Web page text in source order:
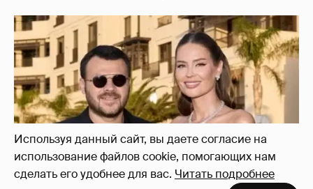
Используя данный сайт, вы даете согласие на
использование файлов cookie, помогающих нам
сделать его удобнее для вас. Читать подробнее
"Я твой подарок". Эмин Агаларов
поздравил с днём рождения жену Алёну
Гаврилову
44